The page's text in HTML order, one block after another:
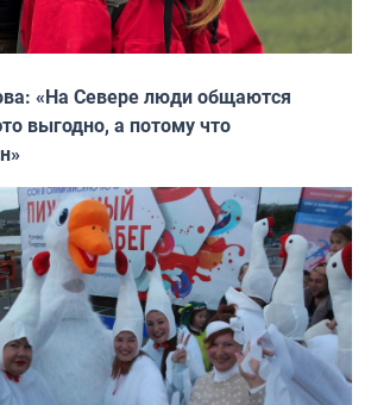
«На Севере люди общаются
выгодно, а потому что